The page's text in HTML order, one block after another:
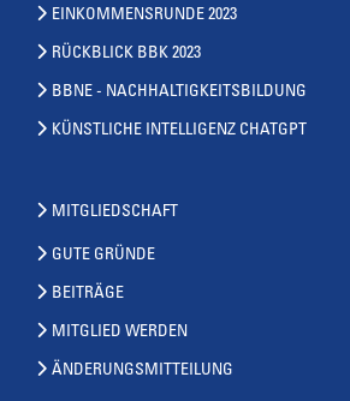
EINKOMMENSRUNDE 2023
RÜCKBLICK BBK 2023
BBNE - NACHHALTIGKEITSBILDUNG
KÜNSTLICHE INTELLIGENZ CHATGPT
MITGLIEDSCHAFT
GUTE GRÜNDE
BEITRÄGE
MITGLIED WERDEN
ÄNDERUNGSMITTEILUNG